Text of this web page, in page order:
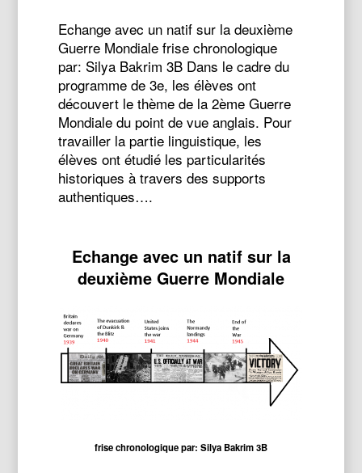
Echange avec un natif sur la deuxième
Guerre Mondiale frise chronologique
par: Silya Bakrim 3B Dans le cadre du
programme de 3e, les élèves ont
découvert le thème de la 2ème Guerre
Mondiale du point de vue anglais. Pour
travailler la partie linguistique, les
élèves ont étudié les particularités
historiques à travers des supports
authentiques….
Echange avec un natif sur la
deuxième Guerre Mondiale
frise chronologique par: Silya Bakrim 3B